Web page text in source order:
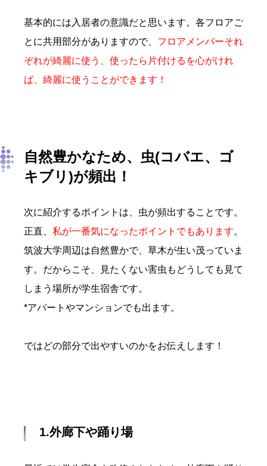
基本的には入居者の意識だと思います。 各フロアご
とに共用部分がありますので、 フロアメンバーそれ
ぞれが綺麗に使う、使ったら片付けるを心がけれ
ば、綺麗に使うことができます！
自然豊かなため、虫(コバエ、ゴ
キブリ)が頻出！
次に紹介するポイントは、虫が頻出することです。
正直、 私が一番気になったポイントでもあります。
筑波大学周辺は自然豊かで、草木が生い茂っていま
す。だからこそ、見たくない害虫もどうしても見て
しまう場所が学生宿舎です。
*アパートやマンションでも出ます。
ではどの部分で出やすいのかをお伝えします！
1.外廊下や踊り場